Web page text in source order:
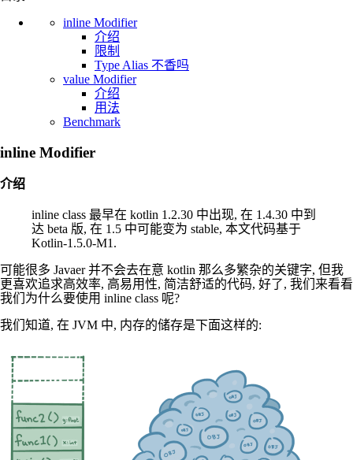
inline Modifier
介绍
限制
Type Alias 不香吗
value Modifier
介绍
用法
Benchmark
inline Modifier
介绍
inline class 最早在 kotlin 1.2.30 中出现, 在 1.4.30 中到
达 beta 版, 在 1.5 中可能变为 stable, 本文代码基于
Kotlin-1.5.0-M1.
可能很多 Javaer 并不会去在意 kotlin 那么多繁杂的关键字, 但我
更喜欢追求高效率, 高易用性, 简洁舒适的代码, 好了, 我们来看看
我们为什么要使用 inline class 呢?
我们知道, 在 JVM 中, 内存的储存是下面这样的: